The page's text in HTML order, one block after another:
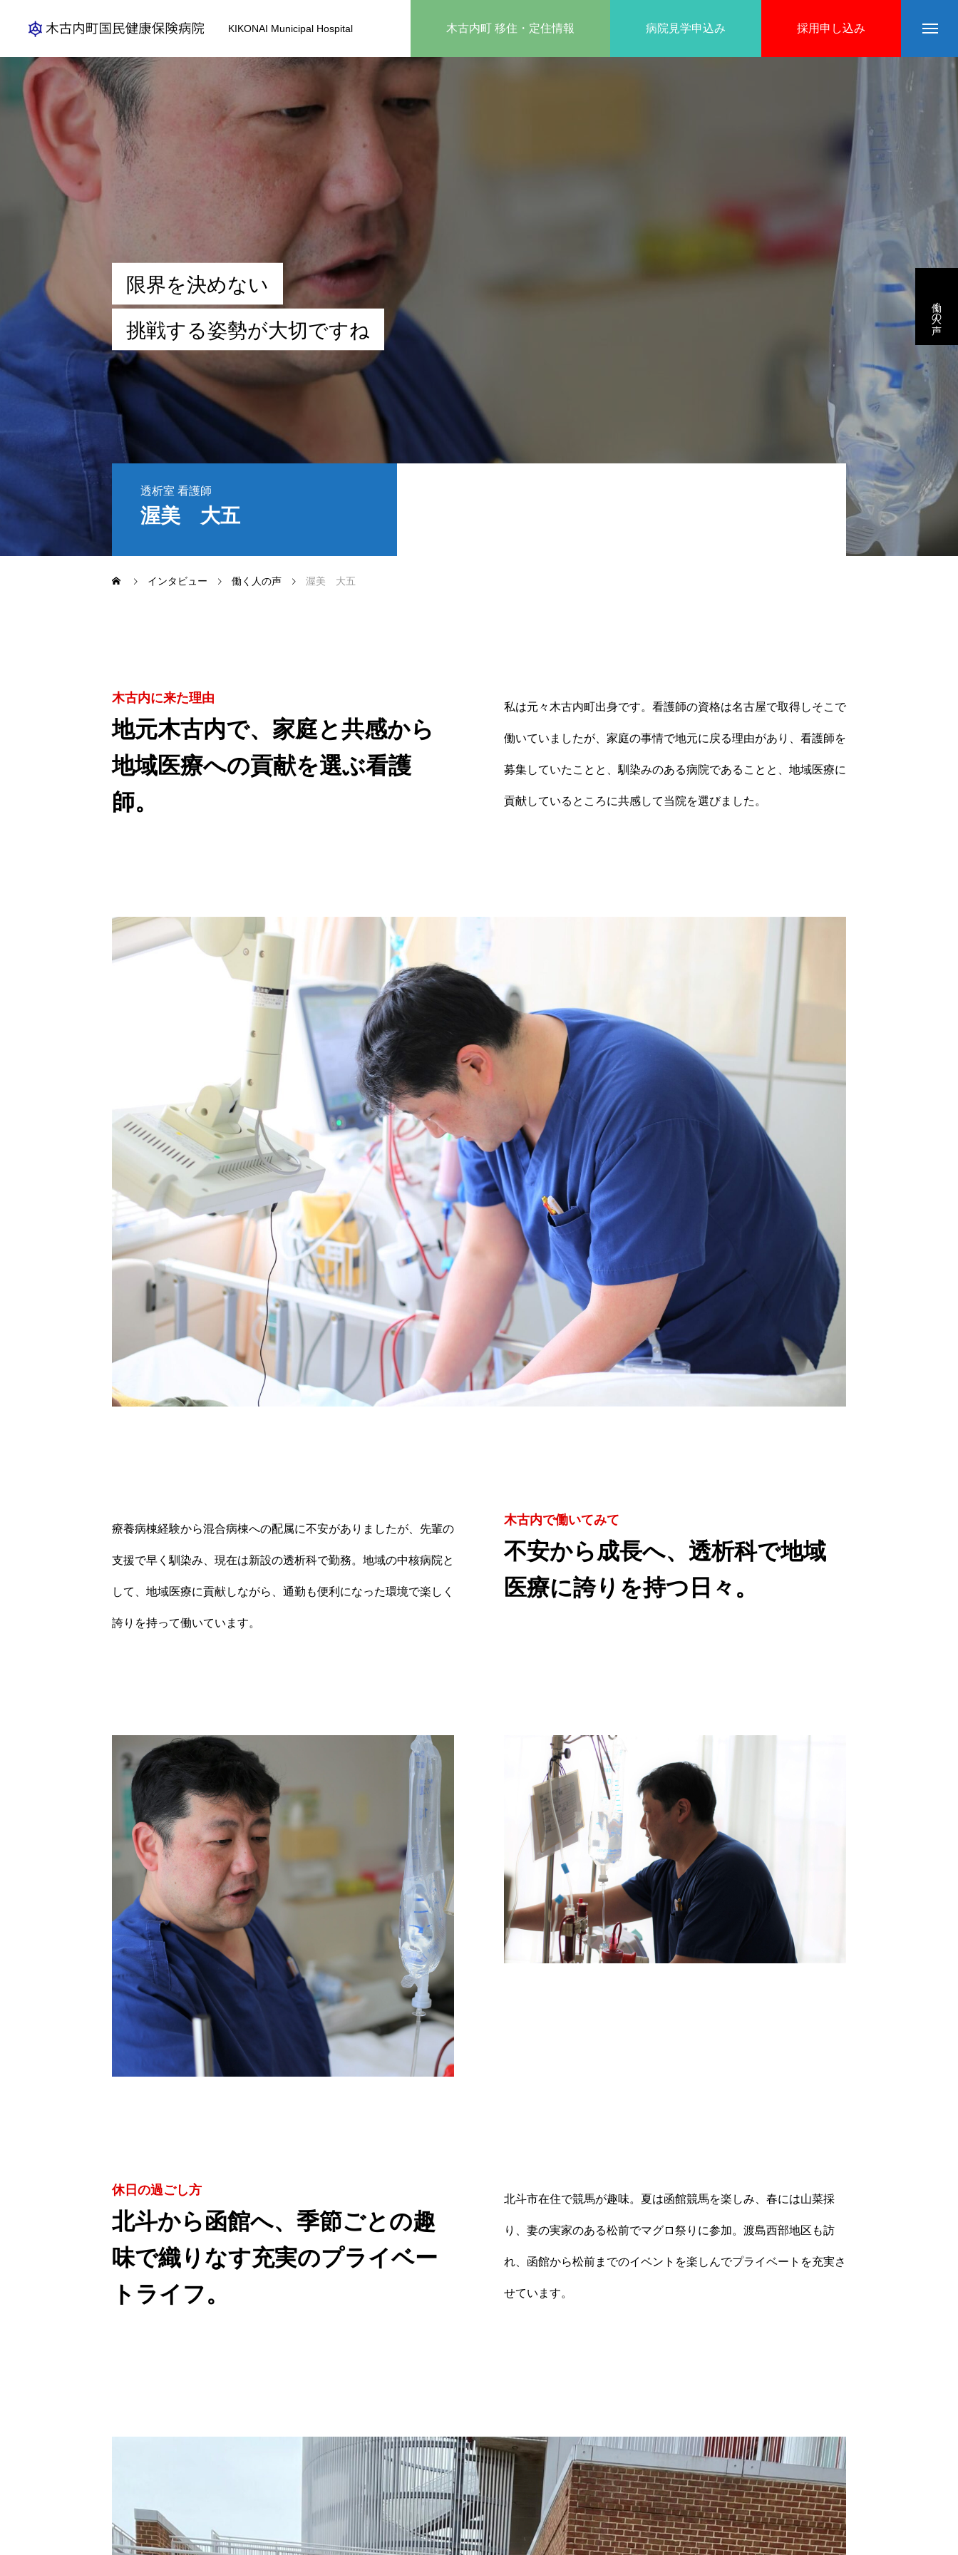
KIKONAI Municipal Hospital 木古内町 移住・定住情報 病院見学申込み 採用申し込み
トップページ
WORK
わたしたちの仕事 インタビュー
RECRUITMENT
限界を決めない
挑戦する姿勢が大切ですね
透析室 看護師
渥美 大五
働く人の声
インタビュー 働く人の声 渥美 大五
木古内に来た理由
地元木古内で、家庭と共感から
地域医療への貢献を選ぶ看護
師。
私は元々木古内町出身です。看護師の資格は名古屋で取得しそこで
働いていましたが、家庭の事情で地元に戻る理由があり、看護師を
募集していたことと、馴染みのある病院であることと、地域医療に
貢献しているところに共感して当院を選びました。
木古内で働いてみて
不安から成長へ、透析科で地域
医療に誇りを持つ日々。
療養病棟経験から混合病棟への配属に不安がありましたが、先輩の
支援で早く馴染み、現在は新設の透析科で勤務。地域の中核病院と
して、地域医療に貢献しながら、通勤も便利になった環境で楽しく
誇りを持って働いています。
休日の過ごし方
北斗から函館へ、季節ごとの趣
味で織りなす充実のプライベー
トライフ。
北斗市在住で競馬が趣味。夏は函館競馬を楽しみ、春には山菜採
り、妻の実家のある松前でマグロ祭りに参加。渡島西部地区も訪
れ、函館から松前までのイベントを楽しんでプライベートを充実さ
せています。